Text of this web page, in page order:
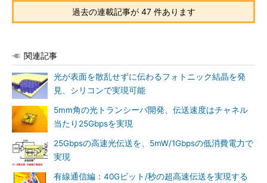
過去の連載記事が 47 件あります
関連記事
光が表面を散乱せずに伝わるフォトニック結晶を発
見、シリコンで実現可能
5mm角の光トランシーバ開発、伝送速度はチャネル
当たり25Gbpsを実現
25Gbpsの高速光伝送を、5mW/1Gbpsの低消費電力で
実現
有線通信編：40Gビット/秒の超高速伝送を実現する